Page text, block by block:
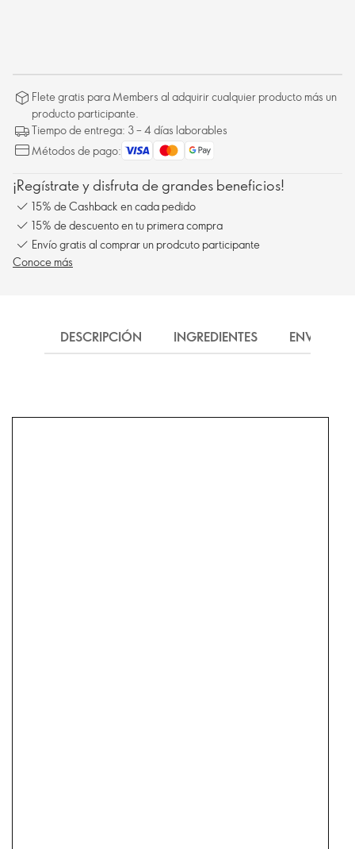
Flete gratis para Members al adquirir cualquier producto más un
producto participante.
Tiempo de entrega: 3 – 4 días laborables
Métodos de pago:
¡Regístrate y disfruta de grandes beneficios!
15% de Cashback en cada pedido
15% de descuento en tu primera compra
Envío gratis al comprar un prodcuto participante
Conoce más
DESCRIPCIÓN INGREDIENTES ENVÍO